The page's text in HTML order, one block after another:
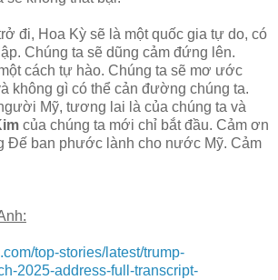
đi, Hoa Kỳ sẽ là một quốc gia tự do, có
Chúng ta sẽ dũng cảm đứng lên.
cách tự hào. Chúng ta sẽ mơ ước
không gì có thể cản đường chúng ta.
Mỹ, tương lai là của chúng ta và
của chúng ta mới chỉ bắt đầu. Cảm ơn
Đế ban phước lành cho nước Mỹ. Cảm
top-stories/latest/trump-
2025-address-full-transcript-